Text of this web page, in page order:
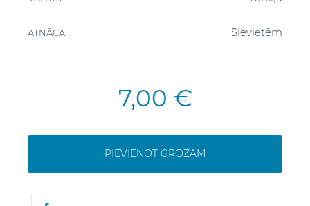
ATNĀCA Sievietēm
7,00 €
PIEVIENOT GROZAM